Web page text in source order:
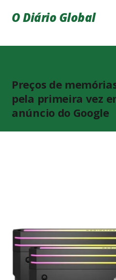
Pular para o
O Diário Global
Preços de
pela primeira vez
anúncio do Google